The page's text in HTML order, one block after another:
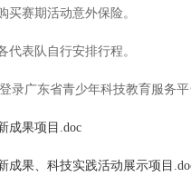
赛期活动意外保险。
表队自行安排行程。
广东省青少年科技教育服务平
成果项目.doc
成果、科技实践活动展示项目